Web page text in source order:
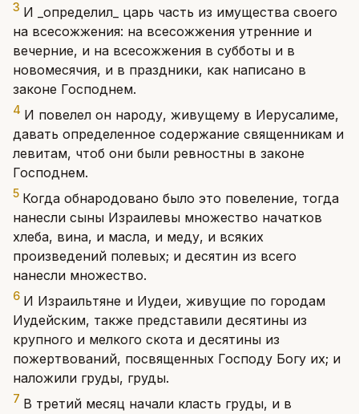
3 И _определил_ царь часть из имущества своего
на всесожжения: на всесожжения утренние и
вечерние, и на всесожжения в субботы и в
новомесячия, и в праздники, как написано в
законе Господнем.
4 И повелел он народу, живущему в Иерусалиме,
давать определенное содержание священникам и
левитам, чтоб они были ревностны в законе
Господнем.
5 Когда обнародовано было это повеление, тогда
нанесли сыны Израилевы множество начатков
хлеба, вина, и масла, и меду, и всяких
произведений полевых; и десятин из всего
нанесли множество.
6 И Израильтяне и Иудеи, живущие по городам
Иудейским, также представили десятины из
крупного и мелкого скота и десятины из
пожертвований, посвященных Господу Богу их; и
наложили груды, груды.
7 В третий месяц начали класть груды, и в